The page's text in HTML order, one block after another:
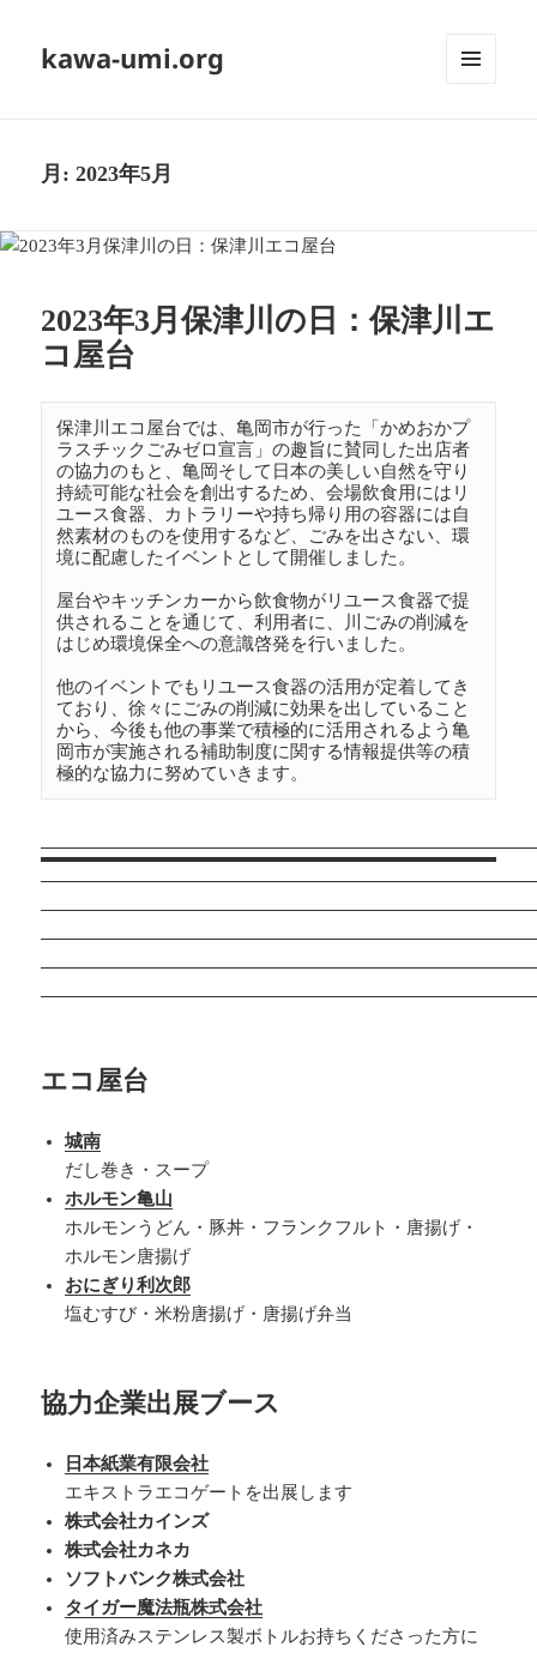
kawa-umi.org
月:2023年5月
2023年3月保津川の日：保津川エ
コ屋台
保津川エコ屋台では、亀岡市が行った「かめおかプ
ラスチックごみゼロ宣言」の趣旨に賛同した出店者
の協力のもと、亀岡そして日本の美しい自然を守り
持続可能な社会を創出するため、会場飲食用にはリ
ユース食器、カトラリーや持ち帰り用の容器には自
然素材のものを使用するなど、ごみを出さない、環
境に配慮したイベントとして開催しました。
屋台やキッチンカーから飲食物がリユース食器で提
供されることを通じて、利用者に、川ごみの削減を
はじめ環境保全への意識啓発を行いました。
他のイベントでもリユース食器の活用が定着してき
ており、徐々にごみの削減に効果を出していること
から、今後も他の事業で積極的に活用されるよう亀
岡市が実施される補助制度に関する情報提供等の積
エコ屋台
城南
だし巻き・スープ
ホルモン亀山
ホルモンうどん・豚丼・フランクフルト・唐揚げ・
ホルモン唐揚げ
おにぎり利次郎
塩むすび・米粉唐揚げ・唐揚げ弁当
協力企業出展ブース
日本紙業有限会社
エキストラエコゲートを出展します
株式会社カインズ
株式会社カネカ
ソフトバンク株式会社
タイガー魔法瓶株式会社
使用済みステンレス製ボトルお持ちくださった方に